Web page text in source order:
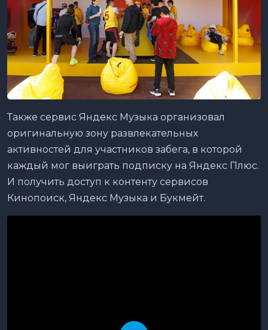
Также сервис Яндекс Музыка организовал
оригинальную зону развлекательных
активностей для участников забега, в которой
каждый мог выиграть подписку на Яндекс Плюс.
И получить доступ к контенту сервисов
Кинопоиск, Яндекс Музыка и Букмейт.